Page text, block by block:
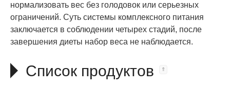
нормализовать вес без голодовок или серьезных
ограничений. Суть системы комплексного питания
заключается в соблюдении четырех стадий, после
завершения диеты набор веса не наблюдается.
Список продуктов